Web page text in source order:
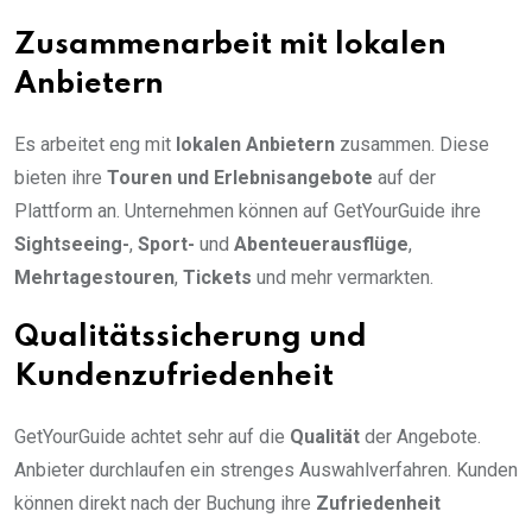
Zusammenarbeit mit lokalen
Anbietern
Es arbeitet eng mit lokalen Anbietern zusammen. Diese
bieten ihre Touren und Erlebnisangebote auf der
Plattform an. Unternehmen können auf GetYourGuide ihre
Sightseeing-, Sport- und Abenteuerausflüge,
Mehrtagestouren, Tickets und mehr vermarkten.
Qualitätssicherung und
Kundenzufriedenheit
GetYourGuide achtet sehr auf die Qualität der Angebote.
Anbieter durchlaufen ein strenges Auswahlverfahren. Kunden
können direkt nach der Buchung ihre Zufriedenheit